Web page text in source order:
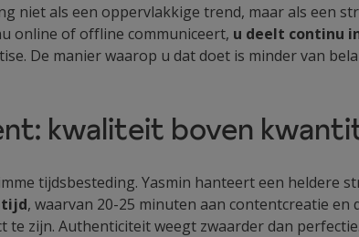
niet als een oppervlakkige trend, maar als een
online of offline communiceert, u deelt continu
De manier waarop u dat doet is minder van
kwaliteit boven
tijdsbesteding. Yasmin hanteert een heldere
, waarvan 20-25 minuten aan contentcreatie en
te zijn. Authenticiteit weegt zwaarder dan perfectie.